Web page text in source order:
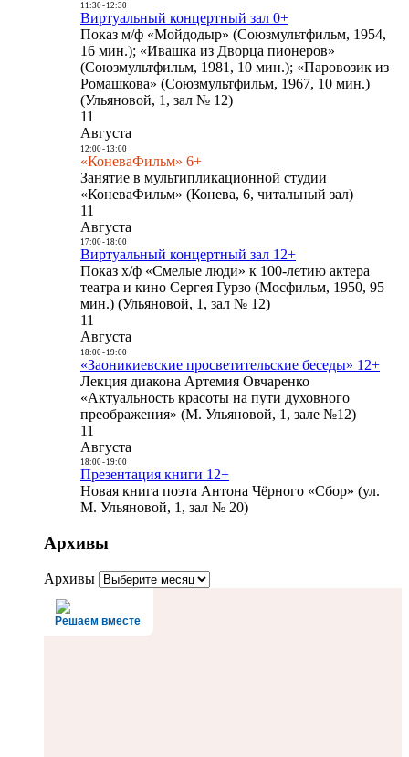
11:30- 12:30
Виртуальный концертный зал 0+
Показ м/ф «Мойдодыр» (Союзмультфильм, 1954,
16 мин.); «Ивашка из Дворца пионеров»
(Союзмультфильм, 1981, 10 мин.); «Паровозик из
Ромашкова» (Союзмультфильм, 1967, 10 мин.)
(Ульяновой, 1, зал № 12)
11
Августа
12:00- 13:00
«КоневаФильм» 6+
Занятие в мультипликационной студии
«КоневаФильм» (Конева, 6, читальный зал)
11
Августа
17:00- 18:00
Виртуальный концертный зал 12+
Показ х/ф «Смелые люди» к 100-летию актера
театра и кино Сергея Гурзо (Мосфильм, 1950, 95
мин.) (Ульяновой, 1, зал № 12)
11
Августа
18:00- 19:00
«Заоникиевские просветительские беседы» 12+
Лекция диакона Артемия Овчаренко
«Актуальность красоты на пути духовного
преображения» (М. Ульяновой, 1, зале №12)
11
Августа
18:00- 19:00
Презентация книги 12+
Новая книга поэта Антона Чёрного «Сбор» (ул.
М. Ульяновой, 1, зал № 20)
Архивы
Архивы
Решаем вместе